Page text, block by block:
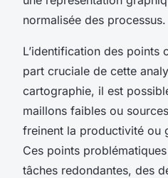
normalisée des processus.
L’identification des points
part cruciale de cette
cartographie, il est
maillons faibles ou
freinent la productivité ou
Ces points
tâches redondantes, des